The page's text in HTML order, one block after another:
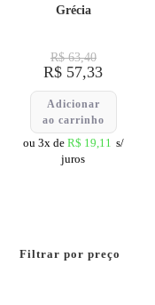
Grécia
R$63,40
R$ 57,33
Adicionar
ao carrinho
ou 3x de R$ 19,11 s/
juros
Filtrar por preço